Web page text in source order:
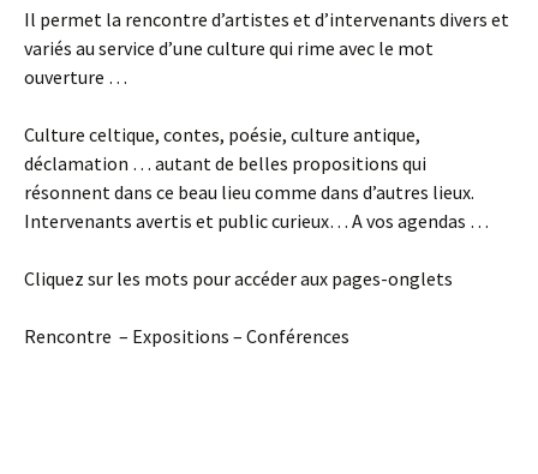
Il permet la rencontre d’artistes et d’intervenants divers et
variés au service d’une culture qui rime avec le mot
ouverture …
Culture celtique, contes, poésie, culture antique,
déclamation … autant de belles propositions qui
résonnent dans ce beau lieu comme dans d’autres lieux.
Intervenants avertis et public curieux… A vos agendas …
Cliquez sur les mots pour accéder aux pages-onglets
Rencontre – Expositions – Conférences